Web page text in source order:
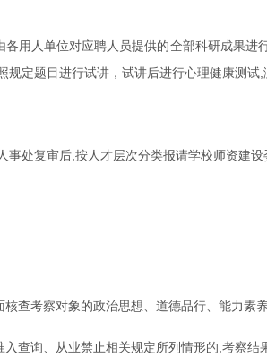
用人单位对应聘人员提供的全部科研成果
定题目进行试讲，试讲后进行心理健康测
处复审后,按人才层次分类报请学校师资建
查考察对象的政治思想、道德品行、能力素
查询、从业禁止相关规定所列情形的,考察结